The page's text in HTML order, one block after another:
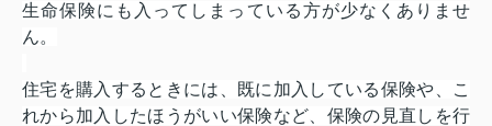
生命保険にも入ってしまっている方が少なくありませ
ん。
住宅を購入するときには、既に加入している保険や、こ
れから加入したほうがいい保険など、保険の見直しを行